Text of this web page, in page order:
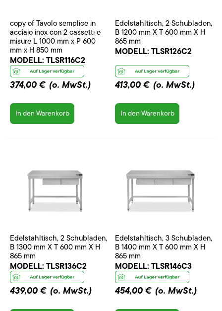
copy of Tavolo semplice in
acciaio inox con 2 cassetti e
misure L 1000 mm x P 600
mm x H 850 mm
MODELL: TLSR116C2
374,00 € (o. MwSt.)
In den Warenkorb
Edelstahltisch, 2 Schubladen,
B 1200 mm X T 600 mm X H
865 mm
MODELL: TLSR126C2
413,00 € (o. MwSt.)
In den Warenkorb
Edelstahltisch, 2 Schubladen,
B 1300 mm X T 600 mm X H
865 mm
MODELL: TLSR136C2
439,00 € (o. MwSt.)
Edelstahltisch, 3 Schubladen,
B 1400 mm X T 600 mm X H
865 mm
MODELL: TLSR146C3
454,00 € (o. MwSt.)